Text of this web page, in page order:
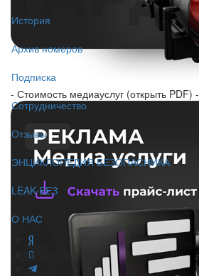
История
Архив номеров
Подписка
Сотрудничество
Отзывы
ЭНЦИКЛОПЕДИЯ БЕЗОПАСНИКА
LEAK-БЕЗ
О НАС
- Стоимость медиауслуг (открыть PDF) -